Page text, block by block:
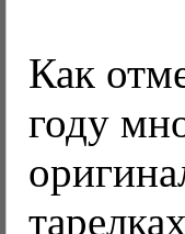
Как
году